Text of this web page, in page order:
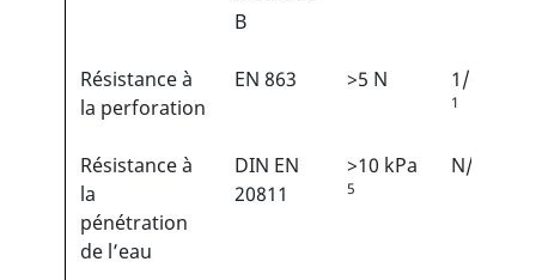
B
Résistance à
la perforation
EN 863 >5 N 1/6
1
Résistance à
la
pénétration
de l’eau
DIN EN
20811
>10 kPa
5
N/A